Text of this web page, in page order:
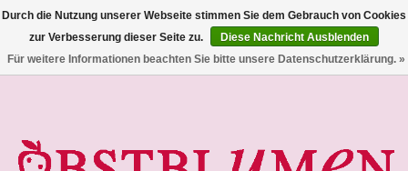
0 / €0,00
Durch die Nutzung unserer Webseite stimmen Sie dem Gebrauch von Cookies
zur Verbesserung dieser Seite zu.
Diese Nachricht Ausblenden
Für weitere Informationen beachten Sie bitte unsere Datenschutzerklärung. »